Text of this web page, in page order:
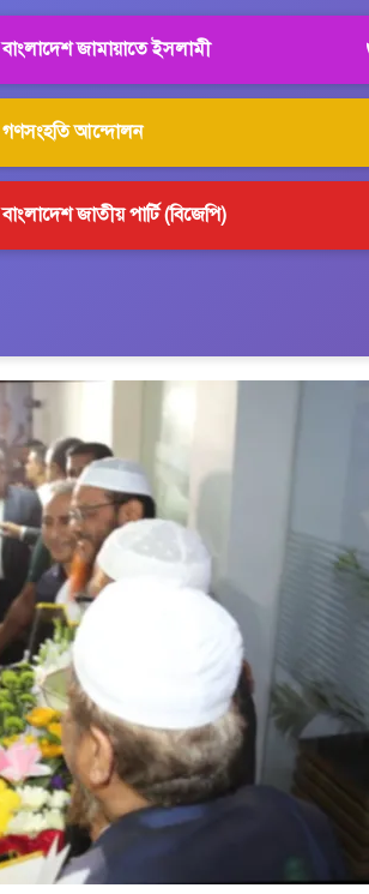
বাংলাদেশ জামায়াতে ইসলামী
গণসংহতি আন্দোলন
বাংলাদেশ জাতীয় পার্টি (বিজেপি)